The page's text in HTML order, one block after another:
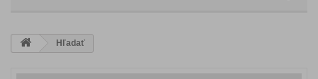
Hľadať